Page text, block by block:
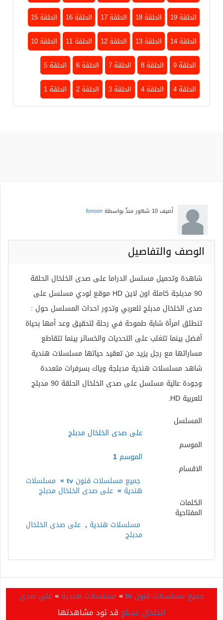
الحلقة 19
الحلقة 18 الحلقة 17 الحلقة 16
الحلقة 15
الحلقة 14
الحلقة 13 الحلقة 12 الحلقة 11
الحلقة 10
الحلقة 9
الحلقة 8 الحلقة 7 الحلقة 6
الحلقة 5
الحلقة 4
الحلقة 4 الحلقة 3 الحلقة 2 الحلقة 1
أضيف10 شهور منذُ بواسطةfonoon
الوصف والتفاصيل
شاهدة وتحميل مسلسل الدراما على صدى الخلخال الحلقة
90 مدبلجة كاملة اون لاين HD موقع لودي مسلسل على
صدى الخلخال مدبلج للعربي وتدور احداث المسلسل حول :
تنطلق امرأة شابة طموحة في رحلة لتحقيق وعد أمها بحياة
أفضل بينما تتغلب على التحديات والخسائر بينما تتقاطع
مساراتها مع رجل يزيد من تعقيد حياتها مسلسلات هندية
شاهد مسلسلات هندية مدبلجة وياك بسرفرات متعددة
وجودة عالية مسلسل على صدى الخلخال الحلقة 90 مدبلج
للعربية HD.
المسلسل
على صدى الخلخال مدبلج
الموسم
الموسم 1
الاقسام
جميع مسلسلات فنون tv
» مسلسلات
هندية » على صدى الخلخال مدبلج
الكلمات
المفتاحية
مسلسلات هندية , على صدى الخلخال
مدبلج
جميع مسلسلات فنون tv » مسلسلات هندية » على صدى
الخلخال مدبلج قد تود مشاهدتها